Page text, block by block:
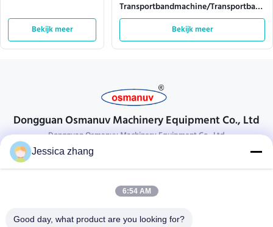
Bekijk meer
Transportbandmachine/Transportband
het Vulcaniseren Machine
Bekijk meer
Dongguan Osmanuv Machinery Equipment Co., Ltd
Dongguan Osmanuv Machinery Equipment Co., Ltd
Neem contact op.
28 tweede industrieel, wei van Liu chong, Wanjiang, DongGuan,
86-769 -88125248
Jessica zhang
6:54 AM
Good day, what product are you looking for?